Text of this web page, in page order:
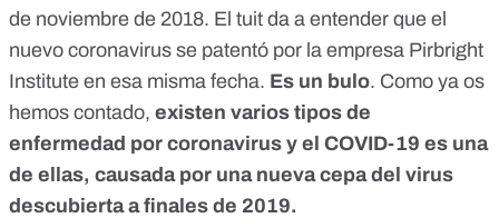
de noviembre de 2018. El tuit da a entender que el
nuevo coronavirus se patentó por la empresa Pirbright
Institute en esa misma fecha. Es un bulo. Como ya os
hemos contado, existen varios tipos de
enfermedad por coronavirus y el COVID-19 es una
de ellas, causada por una nueva cepa del virus
descubierta a finales de 2019.